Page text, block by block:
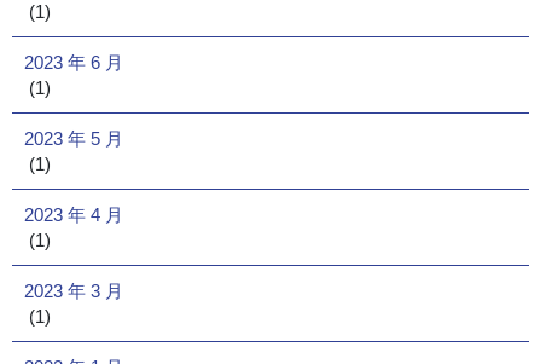
(1)
2023 年 6 月
(1)
2023 年 5 月
(1)
2023 年 4 月
(1)
2023 年 3 月
(1)